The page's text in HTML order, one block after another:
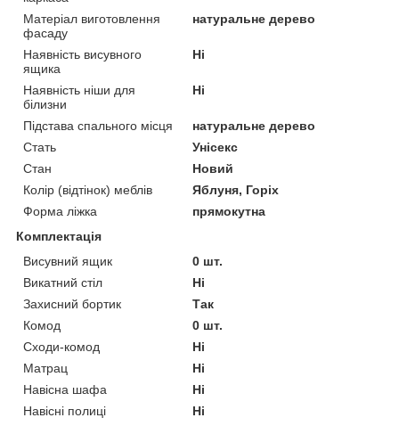
Матеріал виготовлення
фасаду
натуральне дерево
Наявність висувного
ящика
Ні
Наявність ніши для
білизни
Ні
Підстава спального місця
натуральне дерево
Стать
Унісекс
Стан
Новий
Колір (відтінок) меблів
Яблуня, Горіх
Форма ліжка
прямокутна
Комплектація
Висувний ящик
0 шт.
Викатний стіл
Ні
Захисний бортик
Так
Комод
0 шт.
Сходи-комод
Ні
Матрац
Ні
Навісна шафа
Ні
Навісні полиці
Ні